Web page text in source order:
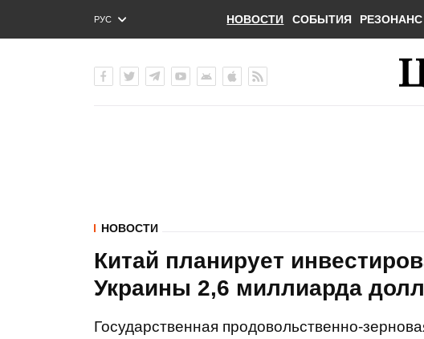
РУС
ENG
НОВОСТИ СОБЫТИЯ РЕЗОНАНС
НОВОСТИ
Китай планирует
Украины 2,6 миллиарда
Государственная продовольственно-